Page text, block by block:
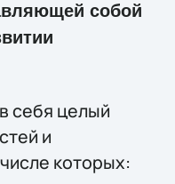
собой
себя целый
и
которых: